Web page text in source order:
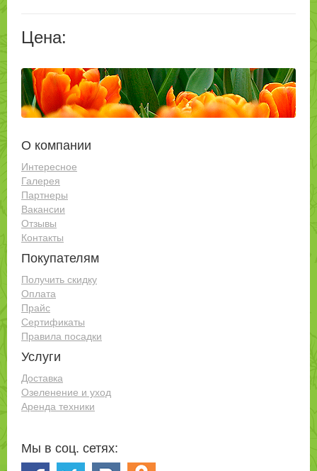
Цена:
О компании
Интересное
Галерея
Партнеры
Вакансии
Отзывы
Контакты
Покупателям
Получить скидку
Оплата
Прайс
Сертификаты
Правила посадки
Услуги
Доставка
Озеленение и уход
Аренда техники
Мы в соц. сетях: